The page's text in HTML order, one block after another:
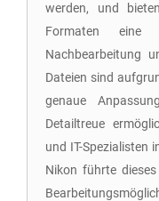
werden, und
Formaten
Nachbearbeitung
Dateien sind
genaue
Detailtreue
und IT-Spezialisten
Nikon führte